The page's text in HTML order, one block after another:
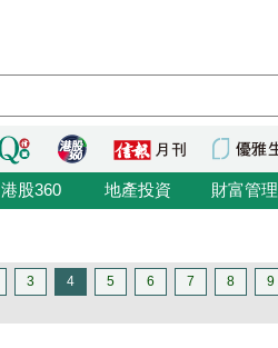
港股360 地產投資 財富管理
3 4 5 6 7 8 9